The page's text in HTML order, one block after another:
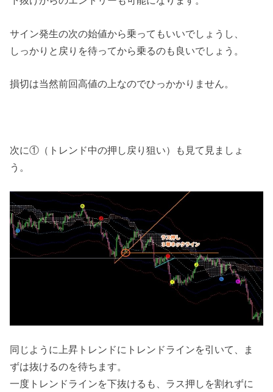
サイン発生の次の始値から乗ってもいいでしょうし、
しっかりと戻りを待ってから乗るのも良いでしょう。
損切は当然前回高値の上なのでひっかかりません。
次に①（トレンド中の押し戻り狙い）も見て見ましょ
う。
同じように上昇トレンドにトレンドラインを引いて、ま
ずは抜けるのを待ちます。
一度トレンドラインを下抜けるも、ラス押しを割れずに